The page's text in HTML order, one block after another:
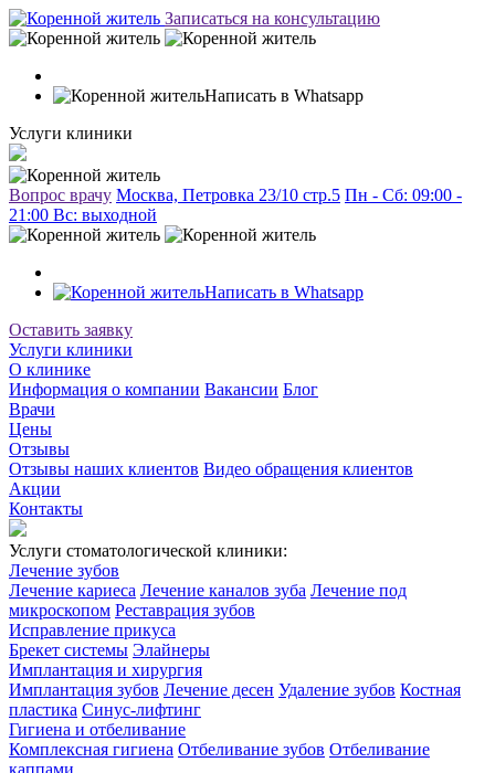
Записаться на консультацию
Написать в Whatsapp
Услуги клиники
Вопрос врачу Москва, Петровка 23/10 стр.5 Пн - Сб: 09:00 -
21:00 Вc: выходной
Написать в Whatsapp
Оставить заявку
Услуги клиники
О клинике
Информация о компании Вакансии Блог
Врачи
Цены
Отзывы
Отзывы наших клиентов Видео обращения клиентов
Акции
Контакты
Услуги стоматологической клиники:
Лечение зубов
Лечение кариеса Лечение каналов зуба Лечение под
микроскопом Реставрация зубов
Исправление прикуса
Брекет системы Элайнеры
Имплантация и хирургия
Имплантация зубов Лечение десен Удаление зубов Костная
пластика Синус-лифтинг
Гигиена и отбеливание
Комплексная гигиена Отбеливание зубов Отбеливание
каппами